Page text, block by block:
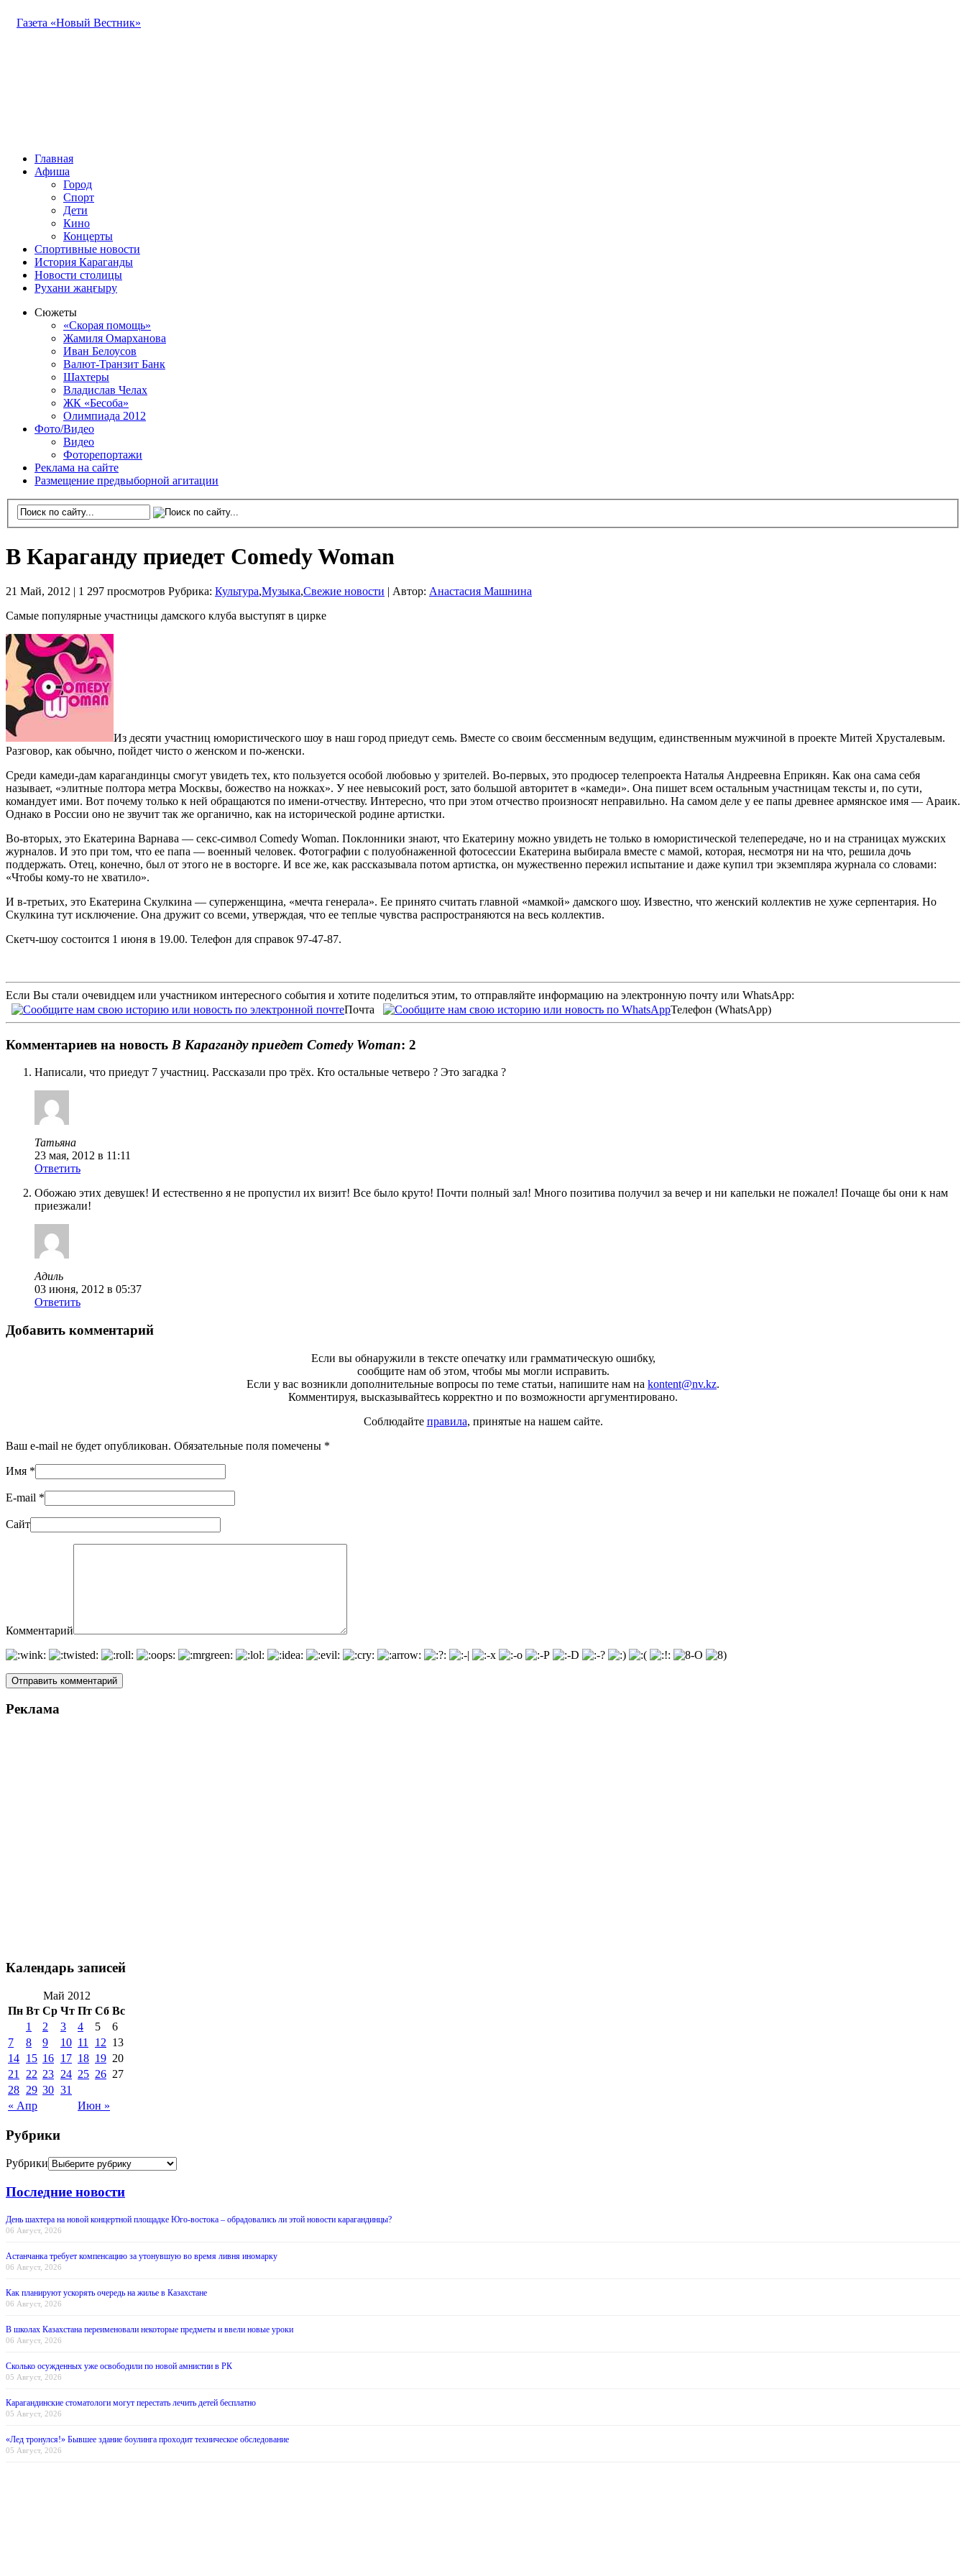
Газета «Новый Вестник»
Главная
Афиша
Город
Спорт
Дети
Кино
Концерты
Спортивные новости
История Караганды
Новости столицы
Рухани жаңғыру
Сюжеты
«Скорая помощь»
Жамиля Омарханова
Иван Белоусов
Валют-Транзит Банк
Шахтеры
Владислав Челах
ЖК «Бесоба»
Олимпиада 2012
Фото/Видео
Видео
Фоторепортажи
Реклама на сайте
Размещение предвыборной агитации
В Караганду приедет Cоmedy Womаn
21 Май, 2012 | 1 297 просмотров Рубрика: Культура,Музыка,Свежие новости Автор: Анастасия Машнина
Самые популярные участницы дамского клуба выступят в цирке
Из десяти участниц юмористического шоу в наш город приедут семь. Вместе со своим бессменным ведущим, единственным мужчиной в проекте Митей Хрусталевым.
Разговор, как обычно, пойдет чисто о женском и по-женски.
Среди камеди-дам карагандинцы смогут увидеть тех, кто пользуется особой любовью у зрителей. Во-первых, это продюсер телепроекта Наталья Андреевна Еприкян. Как она сама себя
называет, «элитные полтора метра Москвы, божество на ножках». У нее невысокий рост, зато большой авторитет в «камеди». Она пишет всем остальным участницам тексты и, по сути,
командует ими. Вот почему только к ней обращаются по имени-отчеству. Интересно, что при этом отчество произносят неправильно. На самом деле у ее папы древнее армянское имя — Араик.
Однако в России оно не звучит так же органично, как на исторической родине артистки.
Во-вторых, это Екатерина Варнава — секс-символ Cоmedy Womаn. Поклонники знают, что Екатерину можно увидеть не только в юмористической телепередаче, но и на страницах мужских
журналов. И это при том, что ее папа — военный человек. Фотографии с полуобнаженной фотосессии Екатерина выбирала вместе с мамой, которая, несмотря ни на что, решила дочь
поддержать. Отец, конечно, был от этого не в восторге. И все же, как рассказывала потом артистка, он мужественно пережил испытание и даже купил три экземпляра журнала со словами:
«Чтобы кому-то не хватило».
И в-третьих, это Екатерина Скулкина — суперженщина, «мечта генерала». Ее принято считать главной «мамкой» дамского шоу. Известно, что женский коллектив не хуже серпентария. Но
Скулкина тут исключение. Она дружит со всеми, утверждая, что ее теплые чувства распространяются на весь коллектив.
Скетч-шоу состоится 1 июня в 19.00. Телефон для справок 97-47-87.
Если Вы стали очевидцем или участником интересного события и хотите поделиться этим, то отправляйте информацию на электронную почту или WhatsApp:
Почта
Телефон (WhatsApp)
Комментариев на новость В Караганду приедет Cоmedy Womаn: 2
Написали, что приедут 7 участниц. Рассказали про трёх. Кто остальные четверо ? Это загадка ?
Татьяна
23 мая, 2012 в 11:11
Ответить
Обожаю этих девушек! И естественно я не пропустил их визит! Все было круто! Почти полный зал! Много позитива получил за вечер и ни капельки не пожалел! Почаще бы они к нам
приезжали!
Адиль
03 июня, 2012 в 05:37
Ответить
Добавить комментарий
Если вы обнаружили в тексте опечатку или грамматическую ошибку,
сообщите нам об этом, чтобы мы могли исправить.
Если у вас возникли дополнительные вопросы по теме статьи, напишите нам на kontent@nv.kz.
Комментируя, высказывайтесь корректно и по возможности аргументировано.
Соблюдайте правила, принятые на нашем сайте.
Ваш e-mail не будет опубликован. Обязательные поля помечены *
Имя *
E-mail *
Сайт
Комментарий
Реклама
Календарь записей
Май 2012
Пн Вт Ср Чт Пт Сб Вс
« Апр Июн »
1 2 3 4 5
6
7
8 9 10 11 12 13
14 15 16 17 18 19 20
21
22 23 24 25 26 27
28 29 30 31
Рубрики
Рубрики
Последние новости
День шахтера на новой концертной площадке Юго-востока – обрадовались ли этой новости карагандинцы?
06 Август, 2026
Астанчанка требует компенсацию за утонувшую во время ливня иномарку
06 Август, 2026
Как планируют ускорять очередь на жилье в Казахстане
06 Август, 2026
В школах Казахстана переименовали некоторые предметы и ввели новые уроки
06 Август, 2026
Сколько осужденных уже освободили по новой амнистии в РК
05 Август, 2026
Карагандинские стоматологи могут перестать лечить детей бесплатно
05 Август, 2026
«Лед тронулся!» Бывшее здание боулинга проходит техническое обследование
05 Август, 2026